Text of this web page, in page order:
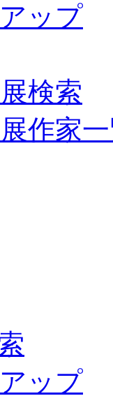
ップ
検索
作家
ップ